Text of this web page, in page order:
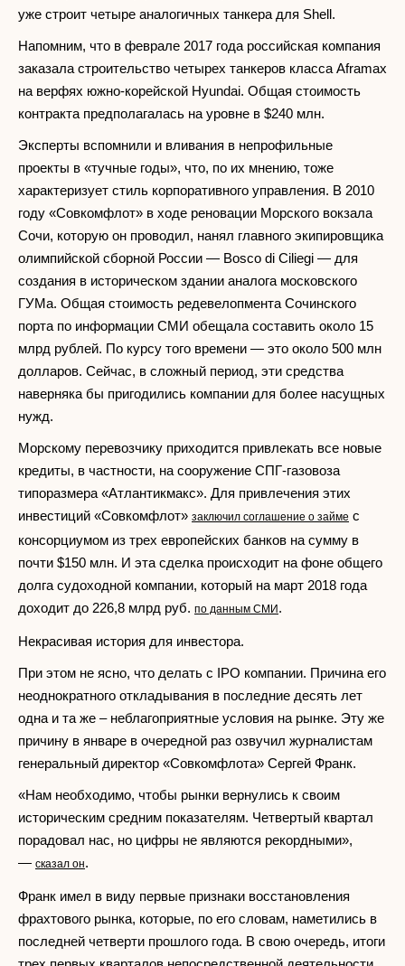
уже строит четыре аналогичных танкера для Shell.
Напомним, что в феврале 2017 года российская компания
заказала строительство четырех танкеров класса Aframax
на верфях южно-корейской Hyundai. Общая стоимость
контракта предполагалась на уровне в $240 млн.
Эксперты вспомнили и вливания в непрофильные
проекты в «тучные годы», что, по их мнению, тоже
характеризует стиль корпоративного управления. В 2010
году «Совкомфлот» в ходе реновации Морского вокзала
Сочи, которую он проводил, нанял главного экипировщика
олимпийской сборной России — Bosco di Ciliegi — для
создания в историческом здании аналога московского
ГУМа. Общая стоимость редевелопмента Сочинского
порта по информации СМИ обещала составить около 15
млрд рублей. По курсу того времени — это около 500 млн
долларов. Сейчас, в сложный период, эти средства
наверняка бы пригодились компании для более насущных
нужд.
Морскому перевозчику приходится привлекать все новые
кредиты, в частности, на сооружение СПГ-газовоза
типоразмера «Атлантикмакс». Для привлечения этих
инвестиций «Совкомфлот» заключил соглашение о займе с
консорциумом из трех европейских банков на сумму в
почти $150 млн. И эта сделка происходит на фоне общего
долга судоходной компании, который на март 2018 года
доходит до 226,8 млрд руб. по данным СМИ .
Некрасивая история для инвестора.
При этом не ясно, что делать с IPO компании. Причина его
неоднократного откладывания в последние десять лет
одна и та же – неблагоприятные условия на рынке. Эту же
причину в январе в очередной раз озвучил журналистам
генеральный директор «Совкомфлота» Сергей Франк.
«Нам необходимо, чтобы рынки вернулись к своим
историческим средним показателям. Четвертый квартал
порадовал нас, но цифры не являются рекордными»,
— сказал он.
Франк имел в виду первые признаки восстановления
фрахтового рынка, которые, по его словам, наметились в
последней четверти прошлого года. В свою очередь, итоги